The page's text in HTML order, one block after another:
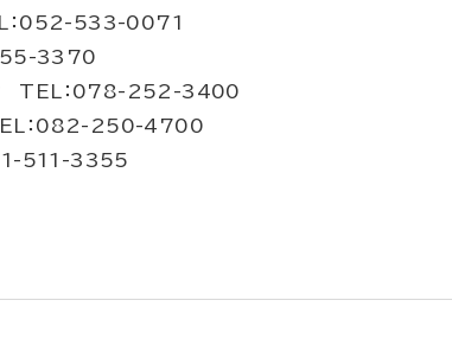
：052-533-0071
3370
TEL：078-252-3400
：082-250-4700
511-3355